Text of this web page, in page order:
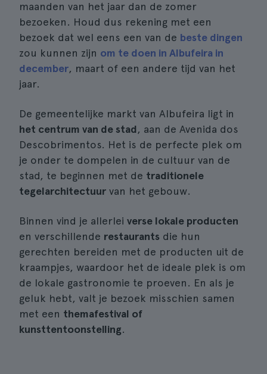
maanden van het jaar dan de zomer
bezoeken. Houd dus rekening met een
bezoek dat wel eens een van de beste dingen
zou kunnen zijn om te doen in Albufeira in
december, maart of een andere tijd van het
jaar.
De gemeentelijke markt van Albufeira ligt in
het centrum van de stad, aan de Avenida dos
Descobrimentos. Het is de perfecte plek om
je onder te dompelen in de cultuur van de
stad, te beginnen met de traditionele
tegelarchitectuur van het gebouw.
Binnen vind je allerlei verse lokale producten
en verschillende restaurants die hun
gerechten bereiden met de producten uit de
kraampjes, waardoor het de ideale plek is om
de lokale gastronomie te proeven. En als je
geluk hebt, valt je bezoek misschien samen
met een themafestival of
kunsttentoonstelling.